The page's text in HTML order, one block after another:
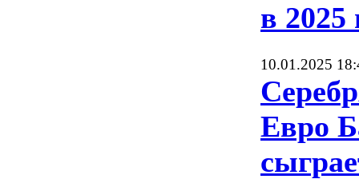
в 2025
10.01.2025
Евро